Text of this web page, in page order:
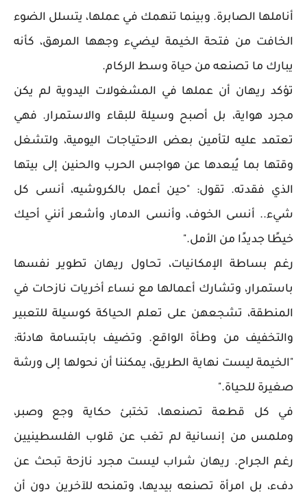
أناملها الصابرة. وبينما تنهمك في عملها، يتسلل الضوء
الخافت من فتحة الخيمة ليضيء وجهها المرهق، كأنه
يبارك ما تصنعه من حياة وسط الركام.
تؤكد ريهان أن عملها في المشغولات اليدوية لم يكن
مجرد هواية، بل أصبح وسيلة للبقاء والاستمرار. فهي
تعتمد عليه لتأمين بعض الاحتياجات اليومية، ولتشغل
وقتها بما يُبعدها عن هواجس الحرب والحنين إلى بيتها
الذي فقدته. تقول: "حين أعمل بالكروشيه، أنسى كل
شيء.. أنسى الخوف، وأنسى الدمار، وأشعر أنني أحيك
خيطًا جديدًا من الأمل."
رغم بساطة الإمكانيات، تحاول ريهان تطوير نفسها
باستمرار، وتشارك أعمالها مع نساء أخريات نازحات في
المنطقة، تشجعهن على تعلم الحياكة كوسيلة للتعبير
والتخفيف من وطأة الواقع. وتضيف بابتسامة هادئة:
"الخيمة ليست نهاية الطريق، يمكننا أن نحولها إلى ورشة
صغيرة للحياة."
في كل قطعة تصنعها، تختبئ حكاية وجع وصبر،
وملمس من إنسانية لم تغب عن قلوب الفلسطينيين
رغم الجراح. ريهان شراب ليست مجرد نازحة تبحث عن
دفء، بل امرأة تصنعه بيديها، وتمنحه للآخرين دون أن